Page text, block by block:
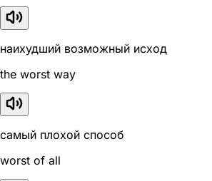
наихудший возможный исход
the worst way
самый плохой способ
worst of all